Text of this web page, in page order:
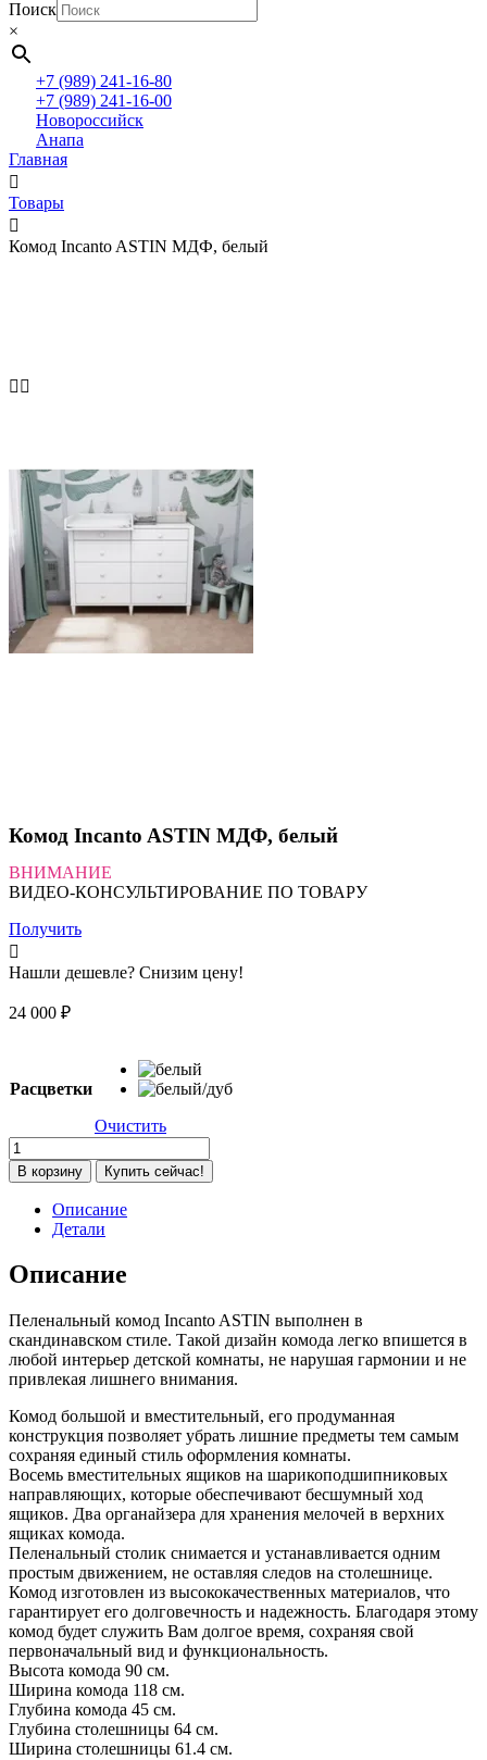
Поиск
×
+7 (989) 241-16-80
+7 (989) 241-16-00
Новороссийск
Анапа
Главная
Товары
Комод Incanto ASTIN МДФ, белый
Комод Incanto ASTIN МДФ, белый
ВНИМАНИЕ
ВИДЕО-КОНСУЛЬТИРОВАНИЕ ПО ТОВАРУ
Получить
Нашли дешевле? Снизим цену!
24 000 ₽
Расцветки
Очистить
Количество
товара
Комод
Incanto
ASTIN
МДФ,
белый
В корзину Купить сейчас!
Описание
Детали
Описание
Пеленальный комод Incanto ASTIN выполнен в
скандинавском стиле. Такой дизайн комода легко впишется в
любой интерьер детской комнаты, не нарушая гармонии и не
привлекая лишнего внимания.
Комод большой и вместительный, его продуманная
конструкция позволяет убрать лишние предметы тем самым
сохраняя единый стиль оформления комнаты.
Восемь вместительных ящиков на шарикоподшипниковых
направляющих, которые обеспечивают бесшумный ход
ящиков. Два органайзера для хранения мелочей в верхних
ящиках комода.
Пеленальный столик снимается и устанавливается одним
простым движением, не оставляя следов на столешнице.
Комод изготовлен из высококачественных материалов, что
гарантирует его долговечность и надежность. Благодаря этому
комод будет служить Вам долгое время, сохраняя свой
первоначальный вид и функциональность.
Высота комода 90 см.
Ширина комода 118 см.
Глубина комода 45 см.
Глубина столешницы 64 см.
Ширина столешницы 61.4 см.